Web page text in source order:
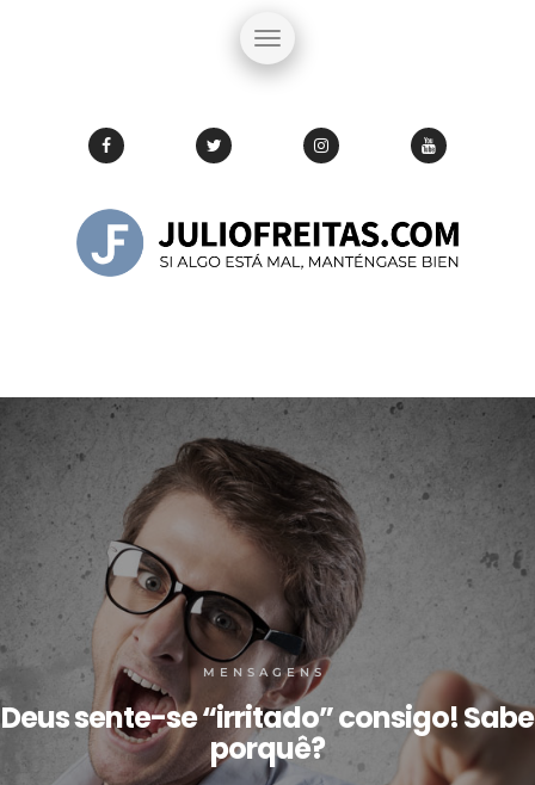
MENSAGENS
Deus sente-se “irritado” consigo! Sabe
porquê?